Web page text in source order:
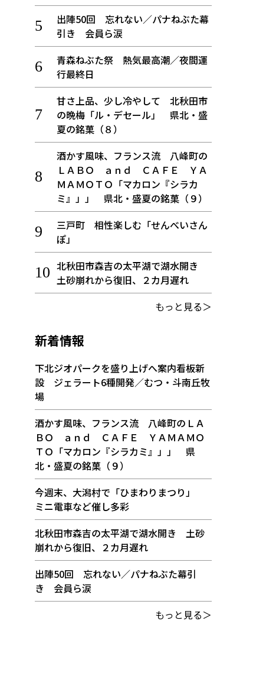
出陣50回 忘れない／パナねぶた幕
引き 会員ら涙
青森ねぶた祭 熱気最高潮／夜間運
行最終日
甘さ上品、少し冷やして 北秋田市
の晩梅「ル・デセール」 県北・盛
夏の銘菓（８）
酒かす風味、フランス流 八峰町の
ＬＡＢＯ ａｎｄ ＣＡＦＥ ＹＡ
ＭＡＭＯＴＯ「マカロン『シラカ
ミ』」」 県北・盛夏の銘菓（９）
三戸町 相性楽しむ「せんべいさん
ぽ」
北秋田市森吉の太平湖で湖水開き
土砂崩れから復旧、２カ月遅れ
もっと見る＞
新着情報
下北ジオパークを盛り上げへ案内看板新
設 ジェラート6種開発／むつ・斗南丘牧
場
酒かす風味、フランス流 八峰町のＬＡ
ＢＯ ａｎｄ ＣＡＦＥ ＹＡＭＡＭＯ
ＴＯ「マカロン『シラカミ』」」 県
北・盛夏の銘菓（９）
今週末、大潟村で「ひまわりまつり」
ミニ電車など催し多彩
北秋田市森吉の太平湖で湖水開き 土砂
崩れから復旧、２カ月遅れ
出陣50回 忘れない／パナねぶた幕引
き 会員ら涙
もっと見る＞